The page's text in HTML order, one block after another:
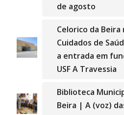
de agosto
Celorico da
Cuidados de
a entrada em
USF A Travessia
Biblioteca
Beira | A (voz)